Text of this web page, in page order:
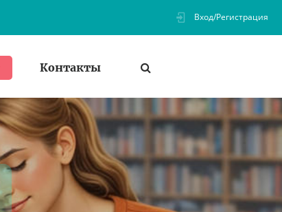
Вход/Регистрация
Контакты